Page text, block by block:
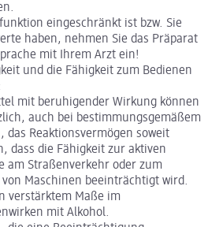
eingeschränkt ist bzw. Sie
haben, nehmen Sie das Präparat
mit Ihrem Arzt ein!
und die Fähigkeit zum Bedienen
mit beruhigender Wirkung können
auch bei bestimmungsgemäßem
das Reaktionsvermögen soweit
dass die Fähigkeit zur aktiven
am Straßenverkehr oder zum
von Maschinen beeinträchtigt wird.
verstärktem Maße im
mit Alkohol.